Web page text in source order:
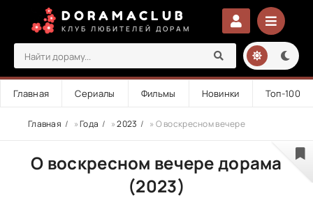
DORAMACLUB
КЛУБ ЛЮБИТЕЛЕЙ ДОРАМ
Главная Сериалы Фильмы Новинки Топ-100
Главная »Года »2023 » О воскресном вечере
О воскресном вечере дорама
(2023)